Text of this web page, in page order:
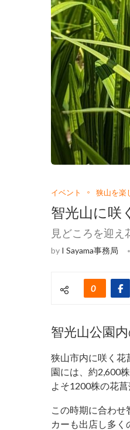
イベント 狭山を楽
智光山に咲
見どころを迎え
by I Sayama事務局
0
智光山公園
狭山市内に咲く花
園には、約2,600
よそ1200株の花
この時期に合わ
カーも出店し多く